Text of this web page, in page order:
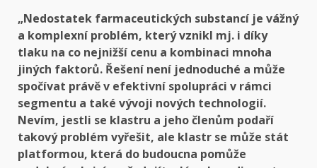
„Nedostatek farmaceutických substancí je vážný
a komplexní problém, který vznikl mj. i díky
tlaku na co nejnižší cenu a kombinaci mnoha
jiných faktorů. Řešení není jednoduché a může
spočívat právě v efektivní spolupráci v rámci
segmentu a také vývoji nových technologií.
Nevím, jestli se klastru a jeho členům podaří
takový problém vyřešit, ale klastr se může stát
platformou, která do budoucna pomůže